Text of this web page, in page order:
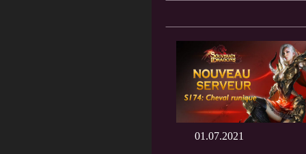
01.07.2021